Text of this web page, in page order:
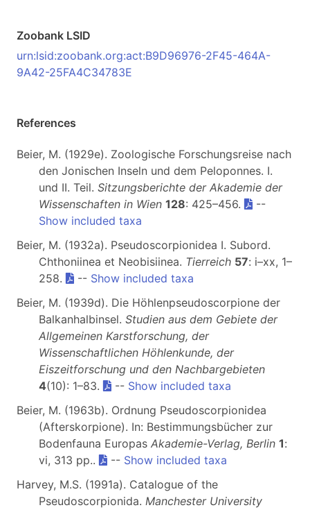
Zoobank LSID
urn:lsid:zoobank.org:act:B9D96976-2F45-464A-
9A42-25FA4C34783E
References
Beier, M. (1929e). Zoologische Forschungsreise nach
den Jonischen Inseln und dem Peloponnes. I.
und II. Teil. Sitzungsberichte der Akademie der
Wissenschaften in Wien 128: 425–456.
--
Show included taxa
Beier, M. (1932a). Pseudoscorpionidea I. Subord.
Chthoniinea et Neobisiinea. Tierreich 57: i–xx, 1–
258.
-- Show included taxa
Beier, M. (1939d). Die Höhlenpseudoscorpione der
Balkanhalbinsel. Studien aus dem Gebiete der
Allgemeinen Karstforschung, der
Wissenschaftlichen Höhlenkunde, der
Eiszeitforschung und den Nachbargebieten
4(10): 1–83. -- Show included taxa
Beier, M. (1963b). Ordnung Pseudoscorpionidea
(Afterskorpione). In: Bestimmungsbücher zur
Bodenfauna Europas Akademie-Verlag, Berlin 1:
vi, 313 pp..
-- Show included taxa
Harvey, M.S. (1991a). Catalogue of the
Pseudoscorpionida. Manchester University